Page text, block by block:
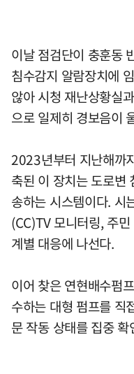
이날 점검단이 충훈동
침수감지 알람장치에
않아 시청 재난상황실
으로 일제히 경보음이
2023년부터 지난해까
축된 이 장치는 도로변
송하는 시스템이다. 시
(CC)TV 모니터링, 주
계별 대응에 나선다.
이어 찾은 연현배수펌
수하는 대형 펌프를 직
문 작동 상태를 집중 확